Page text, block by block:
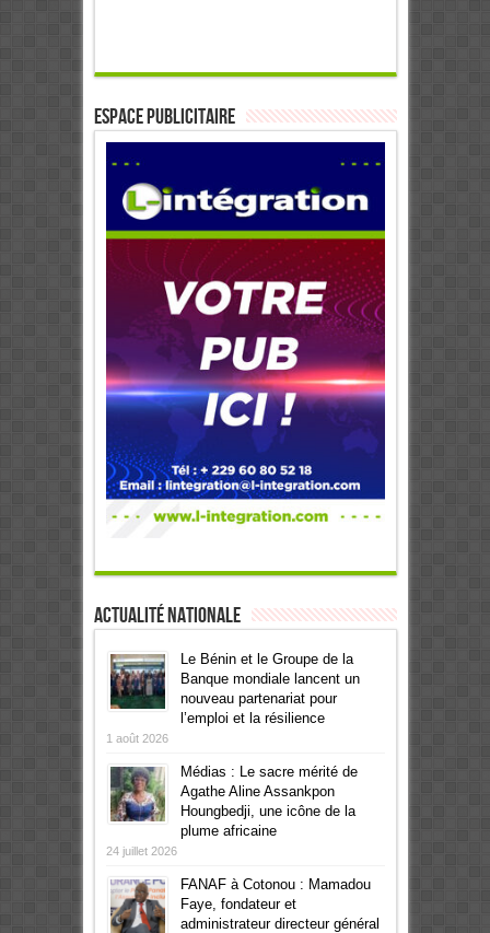
ESPACE PUBLICITAIRE
Actualité Nationale
Le Bénin et le Groupe de la
Banque mondiale lancent un
nouveau partenariat pour
l’emploi et la résilience
1 août 2026
Médias : Le sacre mérité de
Agathe Aline Assankpon
Houngbedji, une icône de la
plume africaine
24 juillet 2026
FANAF à Cotonou : Mamadou
Faye, fondateur et
administrateur directeur général